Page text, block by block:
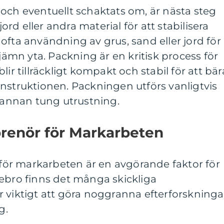
eventuellt schaktats om, är nästa steg
eller andra material för att stabilisera
användning av grus, sand eller jord för
yta. Packning är en kritisk process för
tillräckligt kompakt och stabil för att
Packningen utförs vanligtvis
tung utrustning.
för Markarbeten
markarbeten är en avgörande faktor för
finns det många skickliga
viktigt att göra noggranna